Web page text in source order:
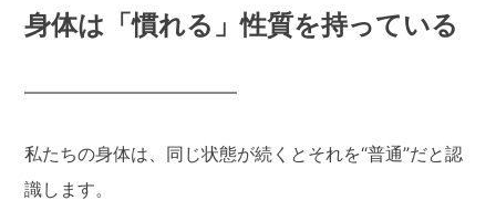
身体は「慣れる」性質を持っている
――――――――――――
私たちの身体は、同じ状態が続くとそれを“普通”だと認
識します。